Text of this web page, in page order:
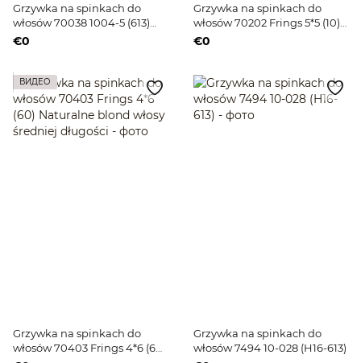
Grzywka na spinkach do
włosów 70038 1004-5 (613)
Naturalne krótkie włosy
€0
Grzywka na spinkach do
włosów 70202 Frings 5*5 (10)
Naturalne blond włosy
€0
ВИДЕО
Grzywka na spinkach do
włosów 70403 Frings 4*6 (60)
Grzywka na spinkach do
włosów 7494 10-028 (H16-613)